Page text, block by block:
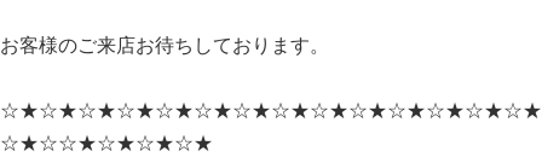
お客様のご来店お待ちしております。
☆★☆★☆★☆★☆★☆★☆★☆★☆★☆★☆★☆★☆★☆★
☆★☆☆★☆★☆★☆★